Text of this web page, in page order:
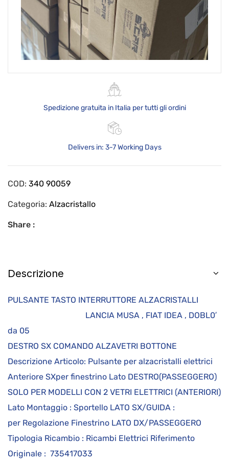
Spedizione gratuita in Italia per tutti gli ordini
Delivers in: 3-7 Working Days
COD: 340 90059
Categoria: Alzacristallo
Share :
Descrizione
PULSANTE TASTO INTERRUTTORE ALZACRISTALLI
LANCIA MUSA , FIAT IDEA , DOBL0′
da 05
DESTRO SX COMANDO ALZAVETRI BOTTONE
Descrizione Articolo: Pulsante per alzacristalli elettrici
Anteriore SXper finestrino Lato DESTRO(PASSEGGERO)
SOLO PER MODELLI CON 2 VETRI ELETTRICI (ANTERIORI)
Lato Montaggio : Sportello LATO SX/GUIDA :
per Regolazione Finestrino LATO DX/PASSEGGERO
Tipologia Ricambio : Ricambi Elettrici Riferimento
Originale : 735417033